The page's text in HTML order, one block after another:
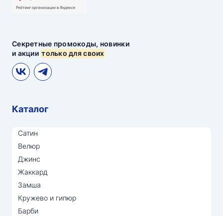
Секретные промокоды, новинки
и акциитолько для своих
Каталог
Сатин
Велюр
Джинс
Жаккард
Замша
Кружево и гипюр
Барби